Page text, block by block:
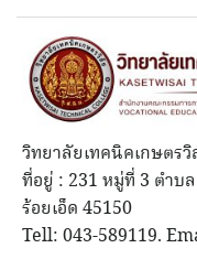
วิทยาลัยเทคนิคเกษตร
ที่อยู่ : 231 หมู่ที่ 3 ตำบล
ร้อยเอ็ด 45150
Tell: 043-589119.